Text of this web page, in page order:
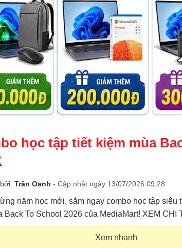
học tập tiết kiệm mùa
Trần Oanh - Cập nhật ngày 13/07/2026 09:28
năm học mới, sắm ngay combo học tập
Back To School 2026 của MediaMart! XEM CHI
Xem nhanh